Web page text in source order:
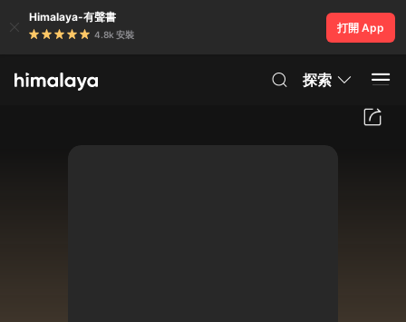
Himalaya-有聲書
4.8k 安裝
打開 App
探索